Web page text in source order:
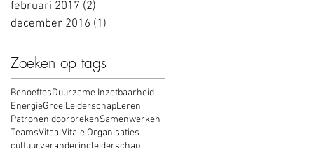
februari 2017 (2)
december 2016 (1)
Zoeken op tags
BehoeftesDuurzame Inzetbaarheid
EnergieGroeiLeiderschapLeren
Patronen doorbrekenSamenwerken
TeamsVitaalVitale Organisaties